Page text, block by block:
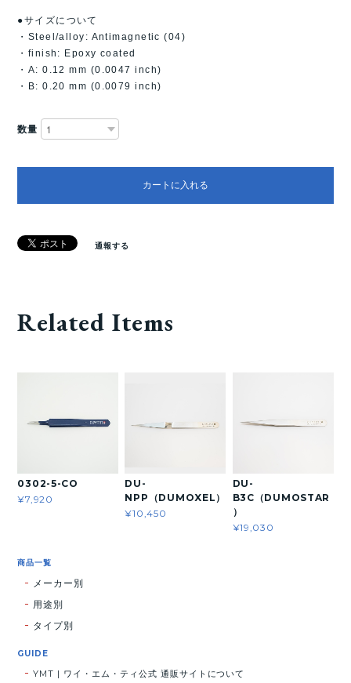
●サイズについて
・Steel/alloy: Antimagnetic (04)
・finish: Epoxy coated
・A: 0.12 mm (0.0047 inch)
・B: 0.20 mm (0.0079 inch)
数量
カートに入れる
通報する
Related Items
0302-5-CO
¥7,920
DU-
NPP（DUMOXEL）
¥10,450
DU-
B3C（DUMOSTAR
）
¥19,030
商品一覧
メーカー別
用途別
タイプ別
GUIDE
YMT | ワイ・エム・ティ公式 通販サイトについて